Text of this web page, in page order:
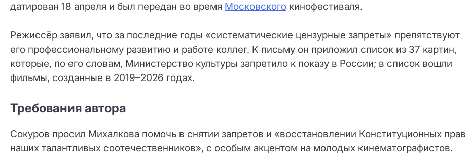
датирован 18 апреля и был передан во время Московского кинофестиваля.
Режиссёр заявил, что за последние годы «систематические цензурные запреты» препятствуют
его профессиональному развитию и работе коллег. К письму он приложил список из 37 картин,
которые, по его словам, Министерство культуры запретило к показу в России; в список вошли
фильмы, созданные в 2019–2026 годах.
Требования автора
Сокуров просил Михалкова помочь в снятии запретов и «восстановлении Конституционных прав
наших талантливых соотечественников», с особым акцентом на молодых кинематографистов.